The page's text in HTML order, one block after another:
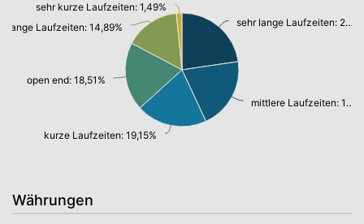
sehr lange Laufzeiten: 21,54%
mittlere Laufzeiten: 19,38%
kurze Laufzeiten: 19,15%
open end: 18,51%
lange Laufzeiten: 14,89%
sehr kurze Laufzeiten: 1,49%
Währungen